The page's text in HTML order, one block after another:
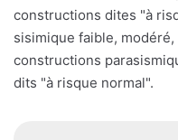
constructions dites "à
sisimique faible,
constructions
dits "à risque normal".